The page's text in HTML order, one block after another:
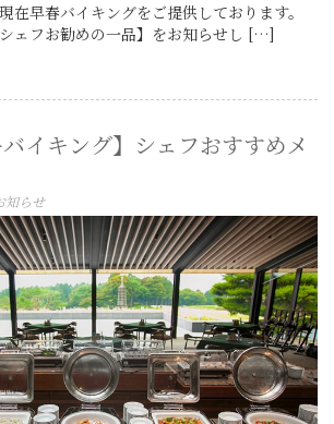
在早春バイキングをご提供しております。
ェフお勧めの一品】をお知らせし […]
バイキング】シェフおすすめメ
知らせ